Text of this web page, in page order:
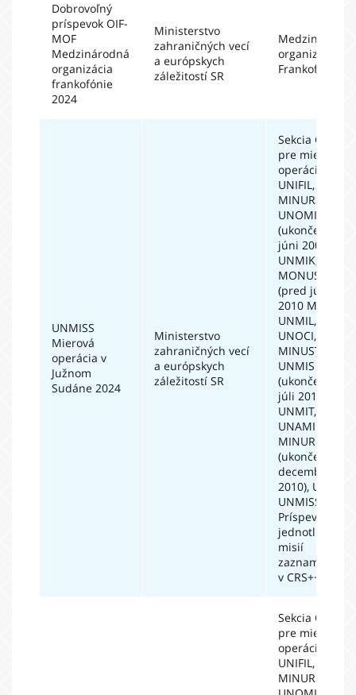
Dobrovoľný
príspevok OIF-
MOF
Medzinárodná
organizácia
frankofónie
2024
Ministerstvo
zahraničných vecí
a európskych
záležitostí SR
Medzinárodná
organizácia
Frankofónie
UNMISS
Mierová
operácia v
Južnom
Sudáne 2024
Ministerstvo
zahraničných vecí
a európskych
záležitostí SR
Sekcia OSN
pre mierové
operácie (iba
UNIFIL,
MINURSO,
UNOMIG
(ukončené v
júni 2009),
UNMIK,
MONUSCO
(pred júlom
2010 MONUC),
UNMIL,
UNOCI,
MINUSTAH,
UNMIS
(ukončené v
júli 2011),
UNMIT,
UNAMID,
MINURCAT
(ukončené v
decembri
2010), UNIFSA,
UNMISS].
Príspevky
jednotlivých
misií
zaznamenané
v CRS++.
Sekcia OSN
pre mierové
operácie (iba
UNIFIL,
MINURSO,